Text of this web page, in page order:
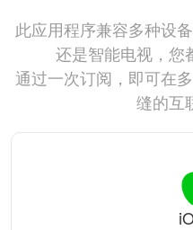
此应用程序兼容多种设
还是智能电视，您
通过一次订阅，即可在
缝的互